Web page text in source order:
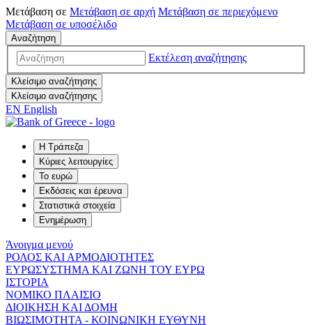
Μετάβαση σε Μετάβαση σε αρχή Μετάβαση σε περιεχόμενο
Μετάβαση σε υποσέλιδο
Αναζήτηση
Εκτέλεση αναζήτησης
Κλείσιμο αναζήτησης
Κλείσιμο αναζήτησης
EN English
Η Τράπεζα
Κύριες λειτουργίες
Το ευρώ
Εκδόσεις και έρευνα
Στατιστικά στοιχεία
Ενημέρωση
Άνοιγμα μενού
ΡΟΛΟΣ ΚΑΙ ΑΡΜΟΔΙΟΤΗΤΕΣ
ΕΥΡΩΣΥΣΤΗΜΑ ΚΑΙ ΖΩΝΗ ΤΟΥ ΕΥΡΩ
ΙΣΤΟΡΙΑ
ΝΟΜΙΚΟ ΠΛΑΙΣΙΟ
ΔΙΟΙΚΗΣΗ ΚΑΙ ΔΟΜΗ
ΒΙΩΣΙΜΟΤΗΤΑ - ΚΟΙΝΩΝΙΚΗ ΕΥΘΥΝΗ